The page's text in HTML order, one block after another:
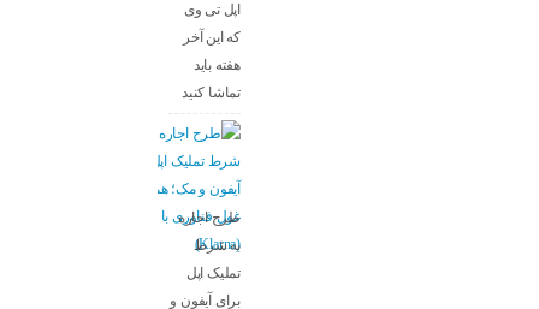
اپل تی وی
که این آخر
هفته باید
تماشا کنید
طرح اجاره
به شرط
تملیک اپل
برای آیفون و